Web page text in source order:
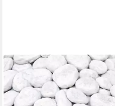
BURI
Zierkies Marmorkies 15-
25mm Carrara Weiß